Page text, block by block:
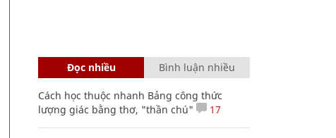
Đọc nhiều Bình luận nhiều
Cách học thuộc nhanh Bảng công thức
lượng giác bằng thơ, "thần chú"
17